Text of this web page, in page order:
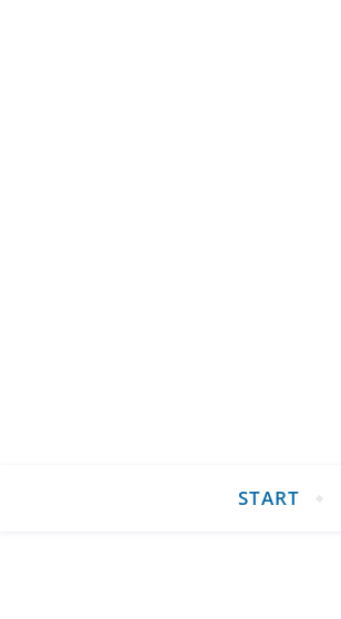
START